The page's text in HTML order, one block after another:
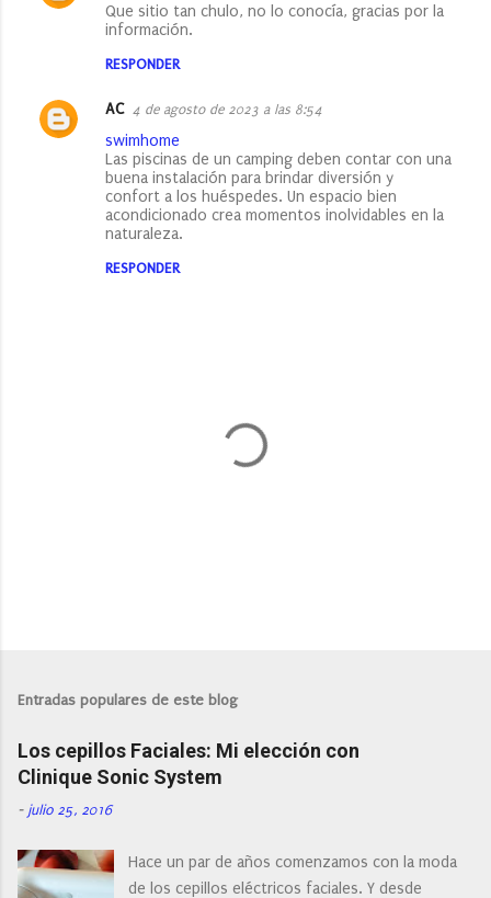
Que sitio tan chulo, no lo conocía, gracias por la
información.
RESPONDER
AC 4 de agosto de 2023 a las 8:54
swimhome
Las piscinas de un camping deben contar con una
buena instalación para brindar diversión y
confort a los huéspedes. Un espacio bien
acondicionado crea momentos inolvidables en la
naturaleza.
RESPONDER
l
a
r
u
n
o
m
e
Entradas populares de este blog
Los cepillos Faciales: Mi elección con
Clinique Sonic System
- julio 25, 2016
Hace un par de años comenzamos con la moda
de los cepillos eléctricos faciales. Y desde